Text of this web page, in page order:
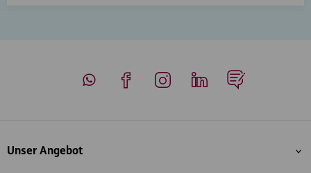
Inhaltsübersicht
Unser Angebot